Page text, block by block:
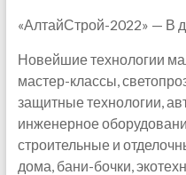
«АлтайСтрой-2022» — В
Новейшие технологии
мастер-классы,
защитные технологии,
инженерное
строительные и
дома, бани-бочки,